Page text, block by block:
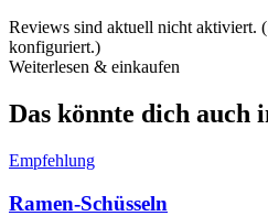
Reviews sind aktuell nicht aktiviert.
konfiguriert.)
Weiterlesen & einkaufen
Das könnte dich auch
Empfehlung
Ramen-Schüsseln